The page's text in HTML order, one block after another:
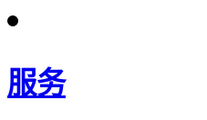
服务